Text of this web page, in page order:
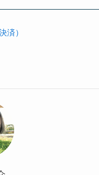
済）